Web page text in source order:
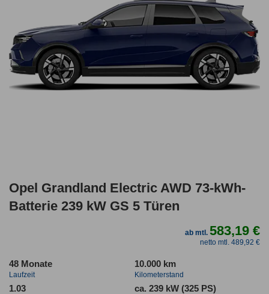
Opel Grandland Electric AWD 73-kWh-
Batterie 239 kW GS 5 Türen
ab mtl.583,19 €
netto mtl. 489,92 €
48 Monate
Laufzeit
10.000 km
Kilometerstand
1.03 ca. 239 kW (325 PS)